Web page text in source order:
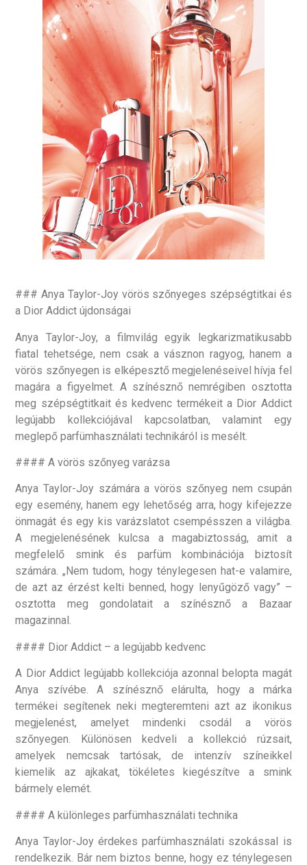
### Anya Taylor-Joy vörös szőnyeges szépségtitkai és
a Dior Addict újdonságai
Anya Taylor-Joy, a filmvilág egyik legkarizmatikusabb
fiatal tehetsége, nem csak a vásznon ragyog, hanem a
vörös szőnyegen is elképesztő megjelenéseivel hívja fel
magára a figyelmet. A színésznő nemrégiben osztotta
meg szépségtitkait és kedvenc termékeit a Dior Addict
legújabb kollekciójával kapcsolatban, valamint egy
meglepő parfümhasználati technikáról is mesélt.
#### A vörös szőnyeg varázsa
Anya Taylor-Joy számára a vörös szőnyeg nem csupán
egy esemény, hanem egy lehetőség arra, hogy kifejezze
önmagát és egy kis varázslatot csempésszen a világba.
A megjelenésének kulcsa a magabiztosság, amit a
megfelelő smink és parfüm kombinációja biztosít
számára. „Nem tudom, hogy ténylegesen hat-e valamire,
de azt az érzést kelti benned, hogy lenyűgöző vagy” –
osztotta meg gondolatait a színésznő a Bazaar
magazinnal.
#### Dior Addict – a legújabb kedvenc
A Dior Addict legújabb kollekciója azonnal belopta magát
Anya szívébe. A színésznő elárulta, hogy a márka
termékei segítenek neki megteremteni azt az ikonikus
megjelenést, amelyet mindenki csodál a vörös
szőnyegen. Különösen kedveli a kollekció rúzsait,
amelyek nemcsak tartósak, de intenzív színeikkel
kiemelik az ajkakat, tökéletes kiegészítve a smink
bármely elemét.
#### A különleges parfümhasználati technika
Anya Taylor-Joy érdekes parfümhasználati szokással is
rendelkezik. Bár nem biztos benne, hogy ez ténylegesen